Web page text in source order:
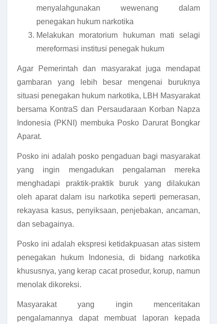
menyalahgunakan wewenang dalam
penegakan hukum narkotika
Melakukan moratorium hukuman mati selagi
mereformasi institusi penegak hukum
Agar Pemerintah dan masyarakat juga mendapat
gambaran yang lebih besar mengenai buruknya
situasi penegakan hukum narkotika, LBH Masyarakat
bersama KontraS dan Persaudaraan Korban Napza
Indonesia (PKNI) membuka Posko Darurat Bongkar
Aparat.
Posko ini adalah posko pengaduan bagi masyarakat
yang ingin mengadukan pengalaman mereka
menghadapi praktik-praktik buruk yang dilakukan
oleh aparat dalam isu narkotika seperti pemerasan,
rekayasa kasus, penyiksaan, penjebakan, ancaman,
dan sebagainya.
Posko ini adalah ekspresi ketidakpuasan atas sistem
penegakan hukum Indonesia, di bidang narkotika
khususnya, yang kerap cacat prosedur, korup, namun
menolak dikoreksi.
Masyarakat yang ingin menceritakan
pengalamannya dapat membuat laporan kepada